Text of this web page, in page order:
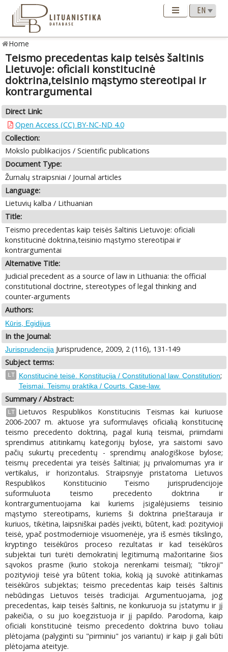
Home
Teismo precedentas kaip teisės šaltinis
Lietuvoje: oficiali konstitucinė
doktrina,teisinio mąstymo stereotipai ir
kontrargumentai
Direct Link:
Open Access (CC) BY-NC-ND 4.0
Collection:
Mokslo publikacijos / Scientific publications
Document Type:
Žurnalų straipsniai / Journal articles
Language:
Lietuvių kalba / Lithuanian
Title:
Teismo precedentas kaip teisės šaltinis Lietuvoje: oficiali
konstitucinė doktrina,teisinio mąstymo stereotipai ir
kontrargumentai
Alternative Title:
Judicial precedent as a source of law in Lithuania: the official
constitutional doctrine, stereotypes of legal thinking and
counter-arguments
Authors:
Kūris, Egidijus
In the Journal:
Jurisprudencija Jurisprudence, 2009, 2 (116), 131-149
Subject terms:
LT Konstitucinė teisė. Konstitucija / Constitutional law. Constitution;
Teismai. Teismų praktika / Courts. Case-law.
Summary / Abstract:
LT
Lietuvos Respublikos Konstitucinis Teismas kai kuriuose
2006-2007 m. aktuose yra suformulavęs oficialią konstitucinę
teismo precedento doktriną, pagal kurią teismai, priimdami
sprendimus atitinkamų kategorijų bylose, yra saistomi savo
pačių sukurtų precedentų - sprendimų analogiškose bylose;
teismų precedentai yra teisės šaltiniai; jų privalomumas yra ir
vertikalus, ir horizontalus. Straipsnyje pristatoma Lietuvos
Respublikos Konstitucinio Teismo jurisprudencijoje
suformuluota teismo precedento doktrina ir
kontrargumentuojama kai kuriems įsigalėjusiems teisinio
mąstymo stereotipams, kuriems ši doktrina prieštarauja ir
kuriuos, tikėtina, laipsniškai padės įveikti, būtent, kad: pozityvioji
teisė, ypač postmodernioje visuomenėje, yra iš esmės tikslingo,
kryptingo teisėkūros proceso rezultatas ir kad teisėkūros
subjektai turi turėti demokratinį legitimumą mažoritarine šios
sąvokos prasme (kurio stokoja nerenkami teismai); "tikroji"
pozityvioji teisė yra būtent tokia, kokią ją suvokė atitinkamas
teisėkūros subjektas; teismo precedentas kaip teisės šaltinis
nebūdingas Lietuvos teisės tradicijai. Argumentuojama, jog
precedentas, kaip teisės šaltinis, ne konkuruoja su įstatymu ir jį
pakeičia, o su juo koegzistuoja ir jį papildo. Parodoma, kaip
oficiali konstitucinė teismo precedento doktrina buvo toliau
plėtojama (palyginti su "pirminiu" jos variantu) ir kaip ji gali būti
plėtojama ateityje.